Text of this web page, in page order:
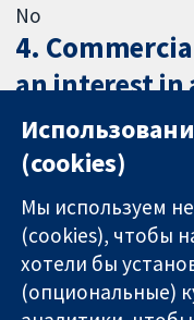
No
4.
an interest
health care
No
(cookies)
Мы используем
(cookies), чтобы
хотели бы
(опциональные)